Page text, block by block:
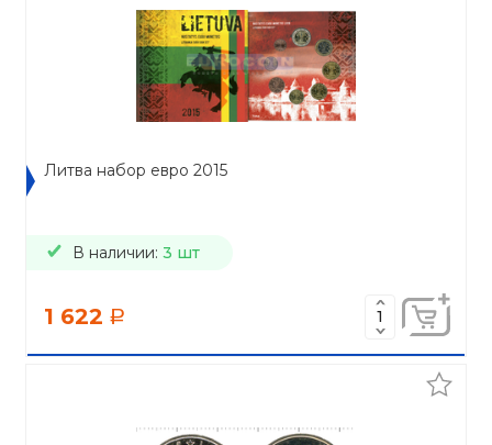
Литва набор евро 2015
В наличии: 3 шт
1 622 a